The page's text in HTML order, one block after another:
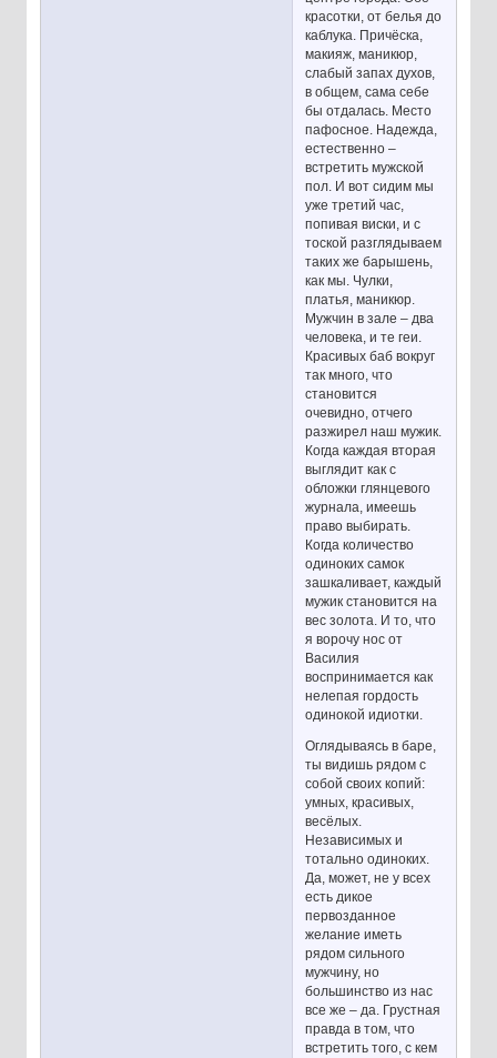
красотки, от белья до
каблука. Причёска,
макияж, маникюр,
слабый запах духов,
в общем, сама себе
бы отдалась. Место
пафосное. Надежда,
естественно –
встретить мужской
пол. И вот сидим мы
уже третий час,
попивая виски, и с
тоской разглядываем
таких же барышень,
как мы. Чулки,
платья, маникюр.
Мужчин в зале – два
человека, и те геи.
Красивых баб вокруг
так много, что
становится
очевидно, отчего
разжирел наш мужик.
Когда каждая вторая
выглядит как с
обложки глянцевого
журнала, имеешь
право выбирать.
Когда количество
одиноких самок
зашкаливает, каждый
мужик становится на
вес золота. И то, что
я ворочу нос от
Василия
воспринимается как
нелепая гордость
одинокой идиотки.
Оглядываясь в баре,
ты видишь рядом с
собой своих копий:
умных, красивых,
весёлых.
Независимых и
тотально одиноких.
Да, может, не у всех
есть дикое
первозданное
желание иметь
рядом сильного
мужчину, но
большинство из нас
все же – да. Грустная
правда в том, что
встретить того, с кем